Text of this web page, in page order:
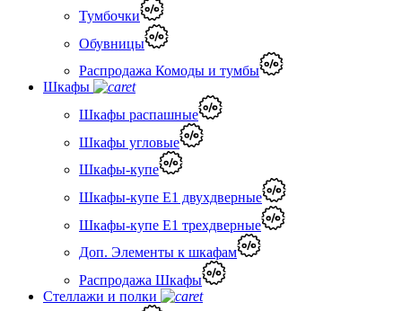
Тумбочки
Обувницы
Распродажа Комоды и тумбы
Шкафы
Шкафы распашные
Шкафы угловые
Шкафы-купе
Шкафы-купе Е1 двухдверные
Шкафы-купе Е1 трехдверные
Доп. Элементы к шкафам
Распродажа Шкафы
Стеллажи и полки